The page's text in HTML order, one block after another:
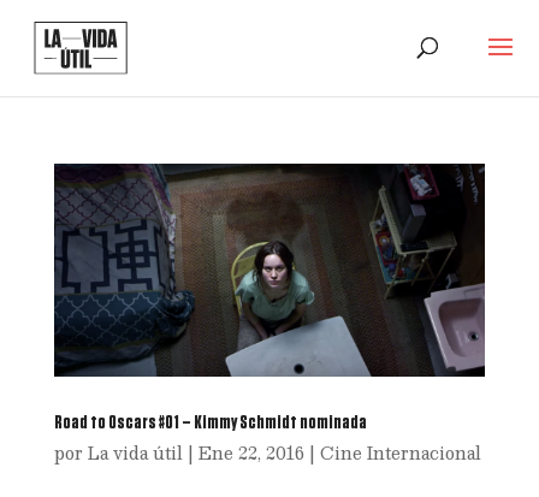
Road to Oscars #01 – Kimmy Schmidt nominada
por La vida útil| Ene 22, 2016 | Cine Internacional